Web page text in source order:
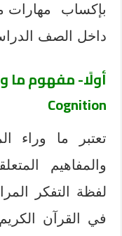
بإكساب مهارات
داخل الصف
أولًا- مفهوم ما
Cognition
تعتبر ما وراء
والمفاهيم
في القرآن